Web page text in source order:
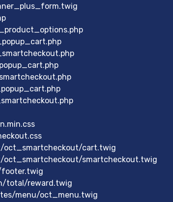
cart.twig
smartcheckout.twig
total/reward.twig
menu/oct_menu.twig